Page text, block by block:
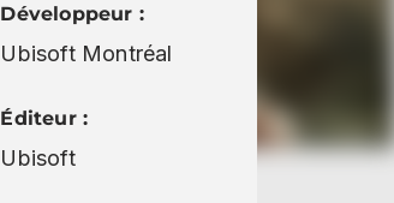
Développeur :
Ubisoft Montréal
Éditeur :
Ubisoft